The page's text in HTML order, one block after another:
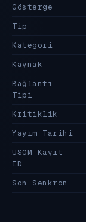
Gösterge
Tip
Kategori
Kaynak
Bağlantı
Tipi
Kritiklik
Yayım Tarihi
USOM Kayıt
ID
Son Senkron